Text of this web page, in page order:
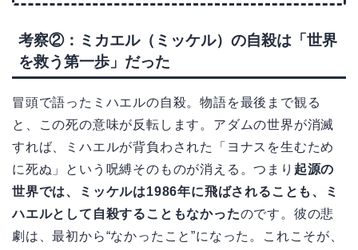
考察②：ミカエル（ミッケル）の自殺は「世界
を救う第一歩」だった
冒頭で語ったミハエルの自殺。物語を最後まで観る
と、この死の意味が反転します。アダムの世界が消滅
すれば、ミハエルが背負わされた「ヨナスを生むため
に死ぬ」という呪縛そのものが消える。つまり 起源の
世界では、ミッケルは1986年に飛ばされることも、ミ
ハエルとして自殺することもなかったのです。彼の悲
劇は、最初から“なかったこと”になった。これこそが、